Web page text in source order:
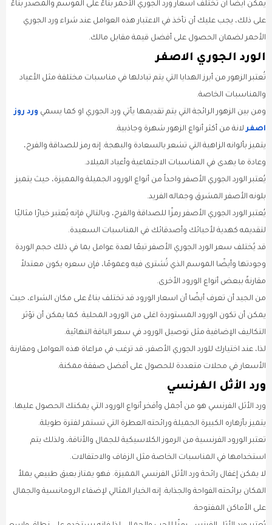
يمكن أيضًا أن تختلف أسعار ورد الجوري الأحمر بناءً على الموسم والمصدر بناءً
على ذلك، يجب عليك أن تأخذ في الاعتبار هذه العوامل عند شراء ورد الجوري
الأحمر لضمان الحصول على أفضل قيمة مقابل مالك.
الورد الجوري الاصفر
تُعتبر الزهور من أبرز الهدايا التي يتم تبادلها في مناسبات مختلفة مثل الأعياد
والمناسبات الخاصة.
ومن بين الزهور الرائجة التي يتم تقديمها يأتي ورد الجوري او كما يسمي ورد روز
اصفرلانة من أكثر أنواع الزهور شهرة وجاذبية.
يتميز بألوانه الزاهية التي تشعر بالسعادة والبهجة. إنه رمز للصداقة والفرح،
وعادة ما يهدى في المناسبات الاجتماعية وأعياد الميلاد.
يُعتبر الورد الجوري الأصفر واحداً من أنواع الورود الجميلة والمميزة، حيث يتميز
بلونه الأصفر المشرق وجماله الفريد.
يُعتبر الورد الجوري الأصفر رمزًا للصداقة والفرح، وبالتالي فإنه يُعتبر خيارًا مثاليًا
لتقديمه كهدية لأحبائك وأصدقائك في المناسبات السعيدة.
قد يُختلف سعر الورد الجوري الأصفر تبعًا لعدة عوامل بما في ذلك حجم الوردة
وجودتها وأيضًا الموسم الذي تُشترى فيه وعمومًا، فإن سعره يكون معتدلاً
مقارنةً ببعض أنواع الورود الأخرى.
من الجيد أن تعرف أيضًا أن اسعار الورود قد تختلف بناءً على مكان الشراء، حيث
يمكن أن تكون الورود المستوردة اغلى من الورود المحلية. كما يمكن أن تؤثر
التكاليف الإضافية مثل توصيل الورود في سعر الباقة النهائية.
لذا، عند اختيارك للورد الجوري الأصفر، قد ترغب في مراعاة هذه العوامل ومقارنة
الأسعار في محلات متعددة للحصول على أفضل صفقة ممكنة.
ورد الأثل الفرنسي
ورد الأثل الفرنسي هو من أجمل وأفخر أنواع الورود التي يمكنك الحصول عليها.
يتميز بأزهاره الكبيرة الجميلة ورائحته العطرة التي تستمر لفترة طويلة.
تعتبر الورود الفرنسية من الرموز الكلاسيكية للجمال والأناقة، ولذلك يتم
استخدامها في المناسبات الخاصة مثل الزفاف والاحتفالات.
لا يمكن إغفال رائحة ورد الأثل الفرنسي المميزة. فهو يمتاز بعبق طبيعي يملأ
المكان برائحته الفواحة والجذابة. إنه الخيار المثالي لإضفاء الرومانسية والجمال
على الأماكن المفتوحة.